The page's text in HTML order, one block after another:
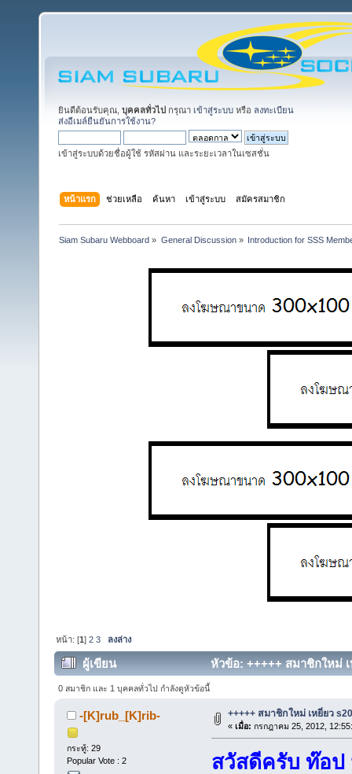
ยินดีต้อนรับคุณ, บุคคลทั่วไป กรุณา เข้าสู่ระบบ หรือ ลงทะเบียน
ส่งอีเมล์ยืนยันการใช้งาน?
เข้าสู่ระบบด้วยชื่อผู้ใช้ รหัสผ่าน และระยะเวลาในเซสชั่น
หน้าแรก ช่วยเหลือ ค้นหา เข้าสู่ระบบ สมัครสมาชิก
Siam Subaru Webboard » General Discussion» Introduction for SSS
หน้า: [1]2 3 ลงล่าง
ผู้เขียน หัวข้อ: +++++ สมาชิกใหม่
0 สมาชิก และ 1 บุคคลทั่วไป กำลังดูหัวข้อนี้
-[K]rub_[K]rib-
กระทู้: 29
Popular Vote : 2
+++++ สมาชิกใหม่ เหยี่ยว
« เมื่อ: กรกฎาคม 25, 2012,
สวัสดีครับ ท๊อป